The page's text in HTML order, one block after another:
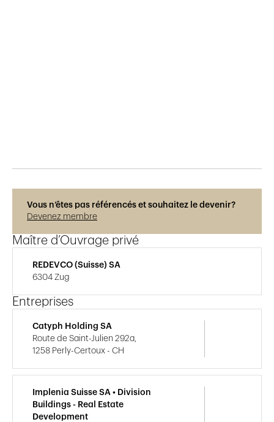
Vous n’êtes pas référencés et souhaitez le devenir?
Devenez membre
Maître d’Ouvrage privé
REDEVCO (Suisse) SA
6304 Zug
Entreprises
Catyph Holding SA
Route de Saint-Julien 292a,
1258 Perly-Certoux - CH
Implenia Suisse SA • Division
Buildings - Real Estate
Development